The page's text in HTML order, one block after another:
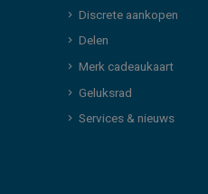
Discrete aankopen
Delen
Merk cadeaukaart
Geluksrad
Services & nieuws